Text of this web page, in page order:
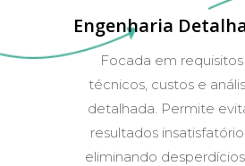
Engenharia
Focada em requisitos
técnicos, custos e
detalhada. Permite
resultados
eliminando